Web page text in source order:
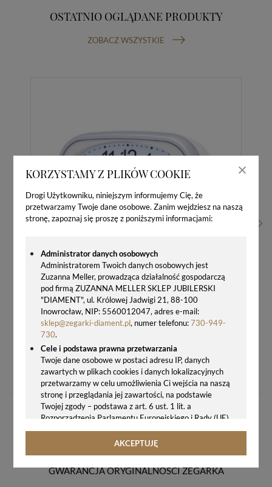
KORZYSTAMY Z PLIKÓW COOKIE
Drogi Użytkowniku, niniejszym informujemy Cię, że
przetwarzamy Twoje dane osobowe. Zanim wejdziesz na naszą
stronę, zapoznaj się proszę z poniższymi informacjami:
Administrator danych osobowych
Administratorem Twoich danych osobowych jest
Zuzanna Meller, prowadząca działalność gospodarczą
pod firmą ZUZANNA MELLER SKLEP JUBILERSKI
"DIAMENT", ul. Królowej Jadwigi 21, 88-100
Inowrocław, NIP: 5560012047, adres e-mail:
sklep@zegarki-diament.pl, numer telefonu:730-949-
730.
Cele i podstawa prawna przetwarzania
Twoje dane osobowe w postaci adresu IP, danych
zawartych w plikach cookies i danych lokalizacyjnych
przetwarzamy w celu umożliwienia Ci wejścia na naszą
stronę i przeglądania jej zawartości, na podstawie
Twojej zgody – podstawa z art. 6 ust. 1 lit. a
Rozporządzenia Parlamentu Europejskiego i Rady (UE)
2016/679 z 27.04.2016 r. w sprawie ochrony osób
fizycznych w związku z przetwarzaniem danych
rozporządzenie o ochronie danych, tj. RODO).
AKCEPTUJĘ
OSTATNIO OGLĄDANE PRODUKTY
ZOBACZ WSZYSTKIE
63,00 zł
GWARANCJA ORYGINALNOŚCI ZEGARKA